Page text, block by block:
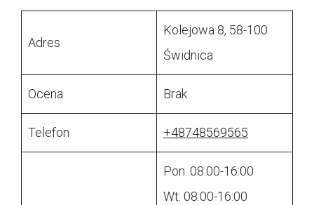
Adres
Kolejowa 8, 58-100
Świdnica
Ocena Brak
Telefon +48748569565
Pon: 08:00-16:00
Wt: 08:00-16:00